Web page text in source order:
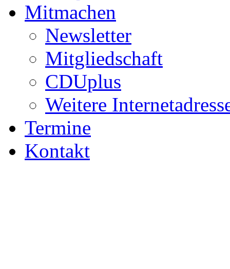
Mitmachen
Newsletter
Mitgliedschaft
CDUplus
Weitere
Termine
Kontakt